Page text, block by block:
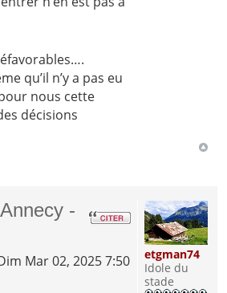
qu’il n’y a pas eu
nous cette
décisions
-
Mar 02, 2025 7:50
etgman74
Idole du
stade